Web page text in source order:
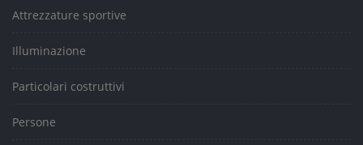
Attrezzature sportive
Illuminazione
Particolari costruttivi
Persone